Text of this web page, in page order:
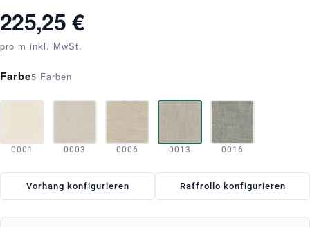
225,25 €
pro m inkl. MwSt.
Farbe5 Farben
0001 0003 0006 0013 0016
Vorhang konfigurieren Raffrollo konfigurieren